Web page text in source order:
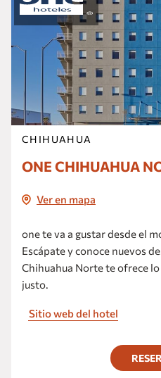
CHIHUAHUA
ONE CHIHUAHUA
Ver en mapa
one te va a gustar desde el
Escápate y conoce nuevos
Chihuahua Norte te ofrece
justo.
Sitio web del hotel